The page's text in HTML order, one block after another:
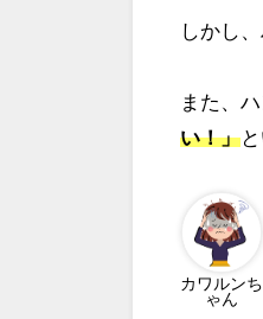
しかし
また、
い！」
カワルンち
ゃん